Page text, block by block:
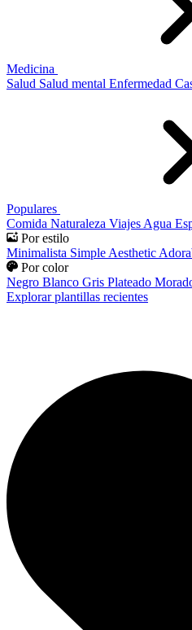
Medicina
Salud Salud mental Enfermedad
Populares
Comida Naturaleza Viajes Agua
Por estilo
Minimalista Simple Aesthetic
Por color
Negro Blanco Gris Plateado
Explorar plantillas recientes